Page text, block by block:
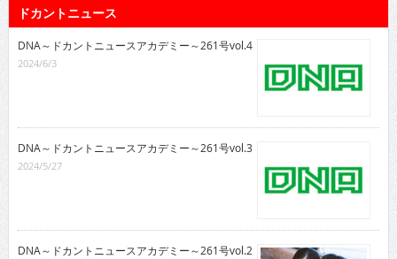
ドカントニュース
DNA～ドカントニュースアカデミー～261号vol.4
2024/6/3
DNA～ドカントニュースアカデミー～261号vol.3
2024/5/27
DNA～ドカントニュースアカデミー～261号vol.2